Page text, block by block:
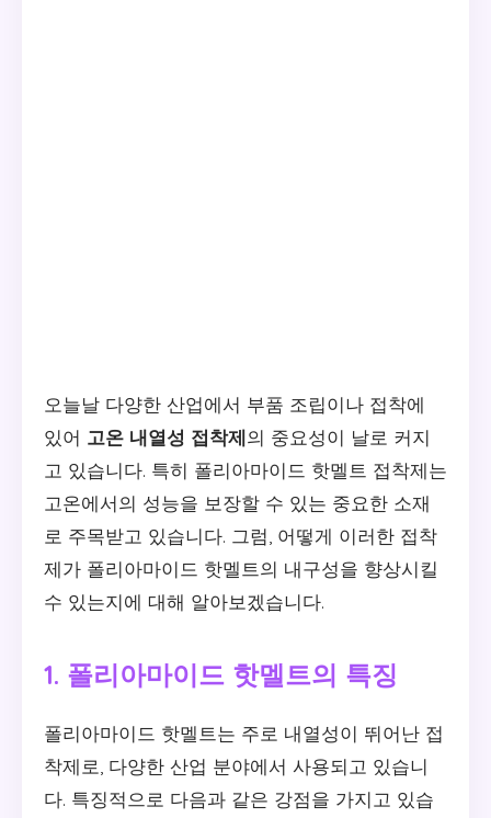
오늘날 다양한 산업에서 부품 조립이나 접착에
있어 고온 내열성 접착제의 중요성이 날로 커지
고 있습니다. 특히 폴리아마이드 핫멜트 접착제는
고온에서의 성능을 보장할 수 있는 중요한 소재
로 주목받고 있습니다. 그럼, 어떻게 이러한 접착
제가 폴리아마이드 핫멜트의 내구성을 향상시킬
수 있는지에 대해 알아보겠습니다.
1. 폴리아마이드 핫멜트의 특징
폴리아마이드 핫멜트는 주로 내열성이 뛰어난 접
착제로, 다양한 산업 분야에서 사용되고 있습니
다. 특징적으로 다음과 같은 강점을 가지고 있습